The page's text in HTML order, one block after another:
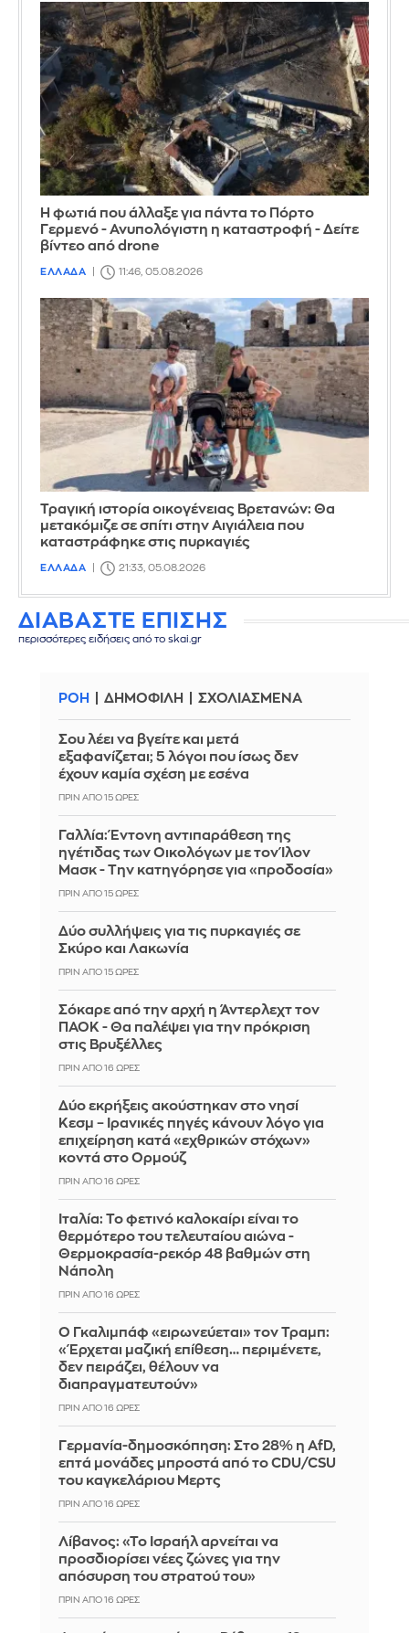
Η φωτιά που άλλαξε για πάντα το Πόρτο
Γερμενό - Ανυπολόγιστη η καταστροφή - Δείτε
βίντεο από drone
ΕΛΛΑΔΑ 11:46, 05.08.2026
Τραγική ιστορία οικογένειας Βρετανών: Θα
μετακόμιζε σε σπίτι στην Αιγιάλεια που
καταστράφηκε στις πυρκαγιές
ΕΛΛΑΔΑ 21:33, 05.08.2026
ΔΙΑΒΑΣΤΕ ΕΠΙΣΗΣ
περισσότερες ειδήσεις από το skai.gr
ΡΟΗ ΔΗΜΟΦΙΛΗ ΣΧΟΛΙΑΣΜΕΝΑ
Σου λέει να βγείτε και μετά
εξαφανίζεται; 5 λόγοι που ίσως δεν
έχουν καμία σχέση με εσένα
ΠΡΙΝ ΑΠΌ 15 ΏΡΕΣ
Γαλλία: Έντονη αντιπαράθεση της
ηγέτιδας των Οικολόγων με τον Ίλον
Μασκ - Την κατηγόρησε για «προδοσία»
ΠΡΙΝ ΑΠΌ 15 ΏΡΕΣ
Δύο συλλήψεις για τις πυρκαγιές σε
Σκύρο και Λακωνία
ΠΡΙΝ ΑΠΌ 15 ΏΡΕΣ
Σόκαρε από την αρχή η Άντερλεχτ τον
ΠΑΟΚ - Θα παλέψει για την πρόκριση
στις Βρυξέλλες
ΠΡΙΝ ΑΠΌ 16 ΏΡΕΣ
Δύο εκρήξεις ακούστηκαν στο νησί
Κεσμ – Ιρανικές πηγές κάνουν λόγο για
επιχείρηση κατά «εχθρικών στόχων»
κοντά στο Ορμούζ
ΠΡΙΝ ΑΠΌ 16 ΏΡΕΣ
Ιταλία: To φετινό καλοκαίρι είναι το
θερμότερο του τελευταίου αιώνα -
Θερμοκρασία-ρεκόρ 48 βαθμών στη
Νάπολη
ΠΡΙΝ ΑΠΌ 16 ΏΡΕΣ
Ο Γκαλιμπάφ «ειρωνεύεται» τον Τραμπ:
«Έρχεται μαζική επίθεση… περιμένετε,
δεν πειράζει, θέλουν να
διαπραγματευτούν»
ΠΡΙΝ ΑΠΌ 16 ΏΡΕΣ
Γερμανία-δημοσκόπηση: Στο 28% η AfD,
επτά μονάδες μπροστά από το CDU/CSU
του καγκελάριου Μερτς
ΠΡΙΝ ΑΠΌ 16 ΏΡΕΣ
Λίβανος: «Το Ισραήλ αρνείται να
προσδιορίσει νέες ζώνες για την
απόσυρση του στρατού του»
ΠΡΙΝ ΑΠΌ 16 ΏΡΕΣ